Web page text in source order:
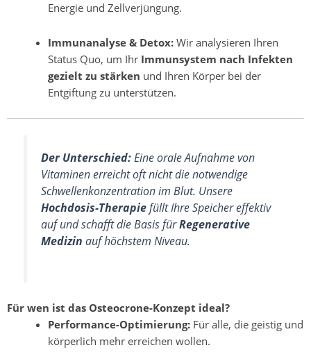
Energie und Zellverjüngung.
Immunanalyse & Detox:Wir analysieren Ihren
Status Quo, um Ihr Immunsystem nach Infekten
gezielt zu stärken und Ihren Körper bei der
Entgiftung zu unterstützen.
Der Unterschied:Eine orale Aufnahme von
Vitaminen erreicht oft nicht die notwendige
Schwellenkonzentration im Blut. Unsere
Hochdosis-Therapiefüllt Ihre Speicher effektiv
auf und schafft die Basis fürRegenerative
Medizin auf höchstem Niveau.
Für wen ist das Osteocrone-Konzept ideal?
Performance-Optimierung:Für alle, die geistig und
körperlich mehr erreichen wollen.